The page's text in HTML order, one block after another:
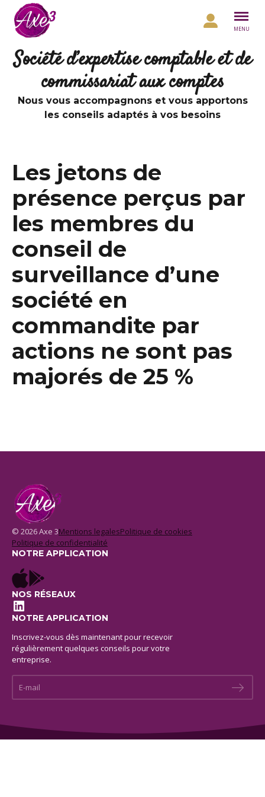
Aller au contenu
MENU
Société d’expertise comptable et de
commissariat aux comptes
Nous vous accompagnons et vous apportons
les conseils adaptés à vos besoins
Les jetons de
présence perçus par
les membres du
conseil de
surveillance d’une
société en
commandite par
actions ne sont pas
majorés de 25 %
© 2026 Axe 3Mentions legalesPolitique de cookies
Politique de confidentialité
NOTRE APPLICATION
NOS RÉSEAUX
LinkedIn
NOTRE APPLICATION
Inscrivez-vous dès maintenant pour recevoir
régulièrement quelques conseils pour votre
entreprise.